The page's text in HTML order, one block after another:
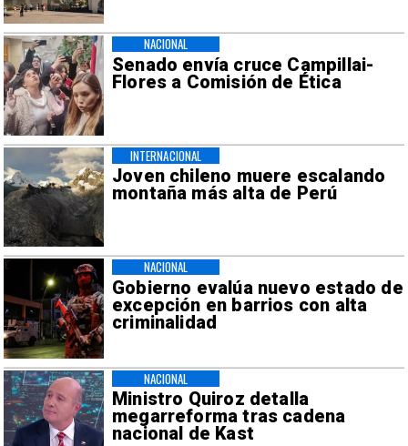
Senado envía cruce Campillai-
Flores a Comisión de Ética
NACIONAL
Joven chileno muere escalando
montaña más alta de Perú
INTERNACIONAL
Gobierno evalúa nuevo estado de
excepción en barrios con alta
criminalidad
NACIONAL
Ministro Quiroz detalla
megarreforma tras cadena
nacional de Kast
NACIONAL